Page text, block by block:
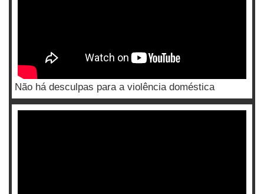
Não há desculpas para a violência doméstica